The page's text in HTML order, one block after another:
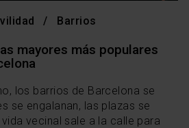
y, por tanto, si no las aceptas,
Solo puedes consultar
.
de cookies seleccionando
que encontrarás en el
de la web.
Barrios
mayores más populares
los barrios de Barcelona se
se engalanan, las plazas se
vida vecinal sale a la calle para